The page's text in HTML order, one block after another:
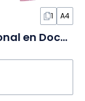
1 A4
Carta de Presentación Profesional en Documento